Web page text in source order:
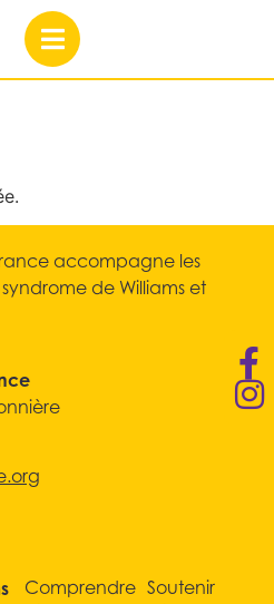
accompagne les
de Williams et
Comprendre Soutenir